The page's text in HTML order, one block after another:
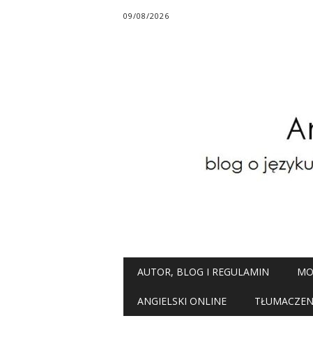
09/08/2026
Main menu
AUTOR, BLOG I REGULAMIN
ANGIELSKI ONLINE